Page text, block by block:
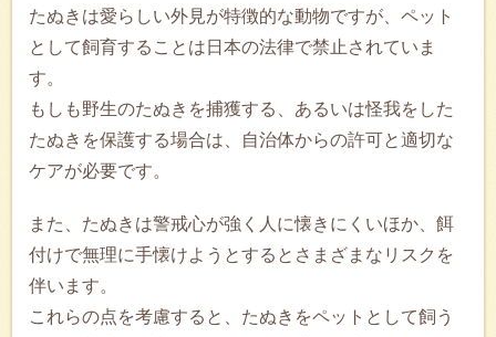
たぬきは愛らしい外見が特徴的な動物ですが、ペット
として飼育することは日本の法律で禁止されていま
す。
もしも野生のたぬきを捕獲する、あるいは怪我をした
たぬきを保護する場合は、自治体からの許可と適切な
ケアが必要です。
また、たぬきは警戒心が強く人に懐きにくいほか、餌
付けで無理に手懐けようとするとさまざまなリスクを
伴います。
これらの点を考慮すると、たぬきをペットとして飼う